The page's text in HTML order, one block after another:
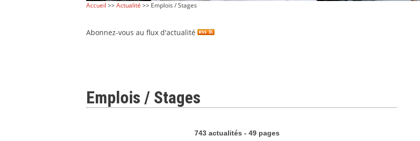
Accueil >>Actualité >> Emplois / Stages
Abonnez-vous au flux d'actualité
Emplois / Stages
743 actualités - 49 pages